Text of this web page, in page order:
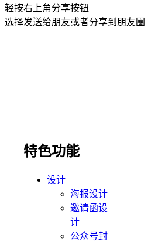
轻按右上角分享按钮
选择发送给朋友或者分享到朋友圈
特色功能
设计
海报设计
邀请函设
计
公众号封